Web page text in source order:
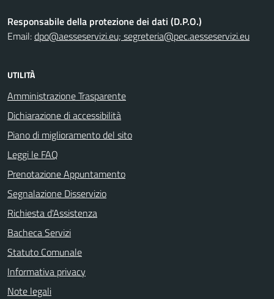
Responsabile della protezione dei dati (D.P.O.)
Email:dpo@aesseservizi.eu; segreteria@pec.aesseservizi.eu
UTILITÀ
Amministrazione Trasparente
Dichiarazione di accessibilità
Piano di miglioramento del sito
Leggi le FAQ
Prenotazione Appuntamento
Segnalazione Disservizio
Richiesta d'Assistenza
Bacheca Servizi
Statuto Comunale
Informativa privacy
Note legali